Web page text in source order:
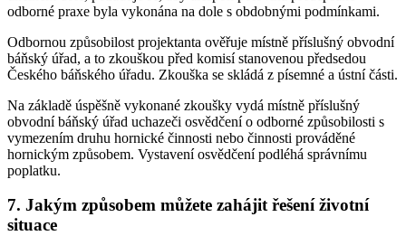
odborné praxe byla vykonána na dole s obdobnými podmínkami.
Odbornou způsobilost projektanta ověřuje místně příslušný obvodní
báňský úřad, a to zkouškou před komisí stanovenou předsedou
Českého báňského úřadu. Zkouška se skládá z písemné a ústní části.
Na základě úspěšně vykonané zkoušky vydá místně příslušný
obvodní báňský úřad uchazeči osvědčení o odborné způsobilosti s
vymezením druhu hornické činnosti nebo činnosti prováděné
hornickým způsobem. Vystavení osvědčení podléhá správnímu
poplatku.
7. Jakým způsobem můžete zahájit řešení životní
situace